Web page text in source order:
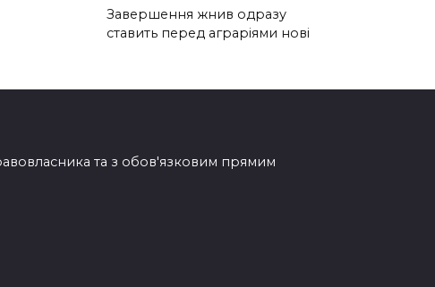
Завершення жнив одразу
ставить перед аграріями нові
та з обов'язковим прямим